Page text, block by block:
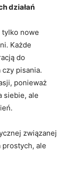
działań
nowe
Każde
do
pisania.
ponieważ
siebie, ale
związanej
prostych, ale⁢